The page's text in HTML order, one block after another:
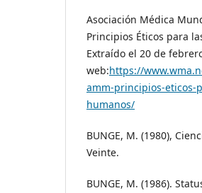
Asociación Médica
Principios Éticos para
Extraído el 20 de
web:https://
amm-principios-eticos-
humanos/
BUNGE, M. (1980),
Veinte.
BUNGE, M. (1986).